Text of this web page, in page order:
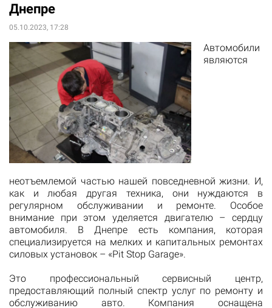
Днепре
05.10.2023, 17:28
Автомобили
являются
неотъемлемой частью нашей повседневной жизни. И,
как и любая другая техника, они нуждаются в
регулярном обслуживании и ремонте. Особое
внимание при этом уделяется двигателю – сердцу
автомобиля. В Днепре есть компания, которая
специализируется на мелких и капитальных ремонтах
силовых установок – «Pit Stop Garage».
Это профессиональный сервисный центр,
предоставляющий полный спектр услуг по ремонту и
обслуживанию авто. Компания оснащена